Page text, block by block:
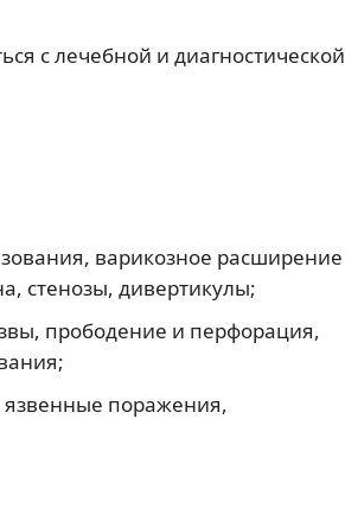
с лечебной и диагностической
варикозное расширение
стенозы, дивертикулы;
прободение и перфорация,
язвенные поражения,